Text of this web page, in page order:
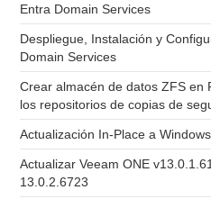
Entra Domain Services
Despliegue, Instalación y
Domain Services
Crear almacén de datos ZFS en
los repositorios de copias de
Actualización In-Place a
Actualizar Veeam ONE
13.0.2.6723